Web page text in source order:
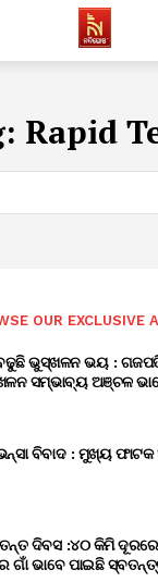
Rapid
OUR EXCLUSIVE
ବଢୁଛି ଭୁସ୍ଖଳନ ଭୟ :
ସମ୍ଭାବ୍ୟ ଅଞ୍ଚଳ
ବିବାଦ : ମୁଖ୍ୟ
ଦିବସ :୪୦ କିମି ଦୂରରେ
ଗାଁ ଭାବେ ପାଇଛି